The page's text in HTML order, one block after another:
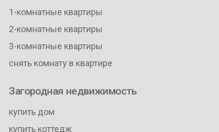
1-комнатные квартиры
2-комнатные квартиры
3-комнатные квартиры
снять комнату в квартире
Загородная недвижимость
купить дом
купить коттедж